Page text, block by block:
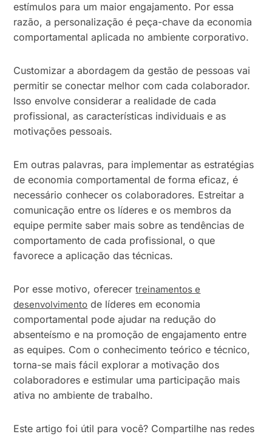
estímulos para um maior engajamento. Por essa
razão, a personalização é peça-chave da economia
comportamental aplicada no ambiente corporativo.
Customizar a abordagem da gestão de pessoas vai
permitir se conectar melhor com cada colaborador.
Isso envolve considerar a realidade de cada
profissional, as características individuais e as
motivações pessoais.
Em outras palavras, para implementar as estratégias
de economia comportamental de forma eficaz, é
necessário conhecer os colaboradores. Estreitar a
comunicação entre os líderes e os membros da
equipe permite saber mais sobre as tendências de
comportamento de cada profissional, o que
favorece a aplicação das técnicas.
Por esse motivo, oferecertreinamentos e
desenvolvimento de líderes em economia
comportamental pode ajudar na redução do
absenteísmo e na promoção de engajamento entre
as equipes. Com o conhecimento teórico e técnico,
torna-se mais fácil explorar a motivação dos
colaboradores e estimular uma participação mais
ativa no ambiente de trabalho.
Este artigo foi útil para você? Compartilhe nas redes